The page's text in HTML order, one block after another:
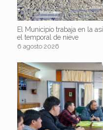
El Municipio trabaja en la
el temporal de nieve
6 agosto 2026